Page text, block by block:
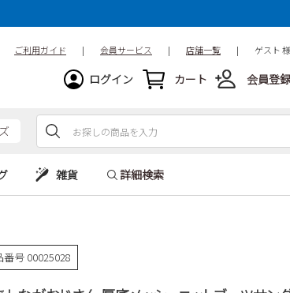
ご利用ガイド | 会員サービス | 店舗一覧 | ゲスト 様
ログイン カート 会員登録
雑貨 詳細検索
番号 00025028